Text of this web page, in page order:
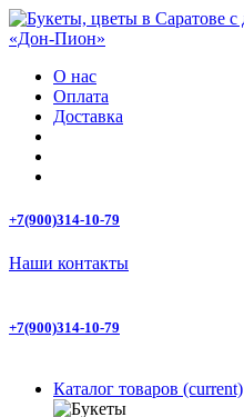
О нас
Оплата
Доставка
+7(900)314-10-79
Наши контакты
+7(900)314-10-79
Каталог товаров (current)